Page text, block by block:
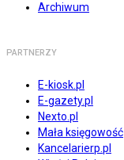
Archiwum
PARTNERZY
E-kiosk.pl
E-gazety.pl
Nexto.pl
Mała księgowość
Kancelarierp.pl